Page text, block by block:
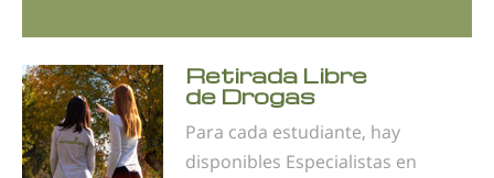
Retirada Libre
de Drogas
Para cada estudiante, hay
disponibles Especialistas en